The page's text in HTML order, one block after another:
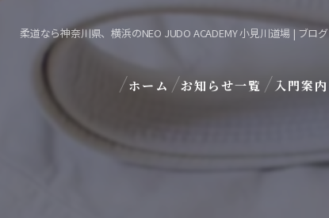
柔道なら神奈川県、横浜のNEO JUDO ACADEMY 小見川道場 | ブログ
ホーム お知らせ一覧 入門案内